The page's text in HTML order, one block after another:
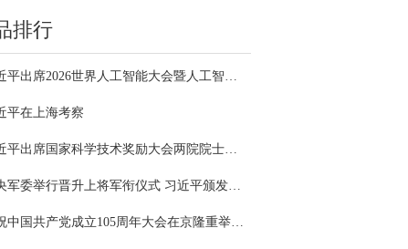
排行
习近平出席2026世界人工智能大会暨人工智能全球治理高级别会议开幕式并发表主旨讲话
平在上海考察
习近平出席国家科学技术奖励大会两院院士大会中国科协第十一次全国代表大会并发表重要讲话
中央军委举行晋升上将军衔仪式 习近平颁发命令状并向晋衔的军官表示祝贺
庆祝中国共产党成立105周年大会在京隆重举行 习近平发表重要讲话